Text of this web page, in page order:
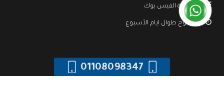
صفحة الفيس بوك
مفتوح طوال ايام الأسبوع
01108098347